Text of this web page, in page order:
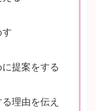
す
提案をする
理由を伝え